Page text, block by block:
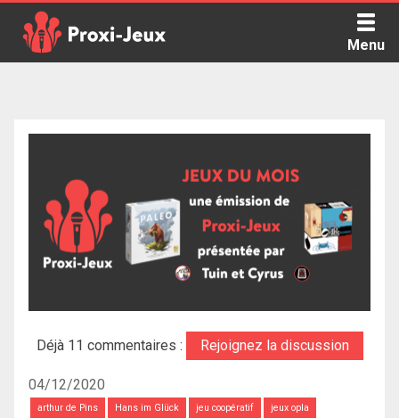
content
Menu
Déjà 11 commentaires : Rejoignez la discussion
04/12/2020
arthur de Pins Hans im Glück jeu coopératif jeux opla